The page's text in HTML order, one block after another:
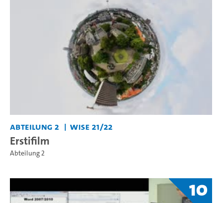
Abteilung 2 WiSe 21/22
Erstifilm
Abteilung 2
10